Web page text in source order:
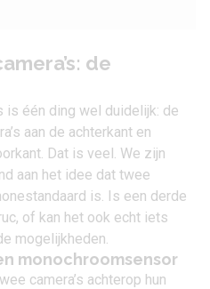
de
is één ding wel duidelijk: de
aan de achterkant en
Dat is veel. We zijn
aan het idee dat twee
is. Is een derde
of kan het ook echt iets
mogelijkheden.
monochroomsensor
camera’s achterop hun